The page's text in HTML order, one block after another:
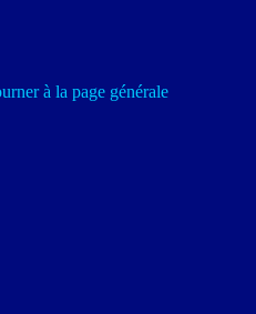
à la page générale